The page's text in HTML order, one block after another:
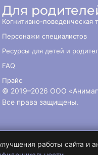
Для
Когнитивно-поведенческая
Персонажи специалистов
Ресурсы для детей и
FAQ
Прайс
© 2019–2026 ООО
Все права защищены.
работы сайта и